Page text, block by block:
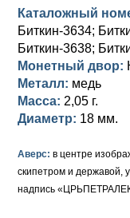
Для Финляндии
Памятные и
Для Финляндии
Памятные и
Медь
Для Финляндии
Памятные и
Серебро
Для Грузии
Русско-Польские
Памятные и
Золото
Серебро
Медь
Для Грузии
Павел I (1796-
Золото
Серебро
Медь
Екатерина II
Золото
Серебро
Сибирские
Петр III (1762)
Елизавета I
Серебро
Анна Иоанновна
Каталожный
Биткин-3634;
Биткин-3638;
Монетный двор:
Металл: медь
Масса: 2,05 г.
Диаметр: 18 мм.
Аверс: в центре
скипетром и державой,
надпись